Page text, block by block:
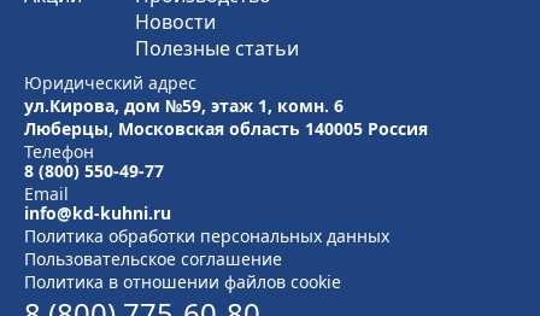
Новости
Полезные статьи
Юридический адрес
ул.Кирова, дом №59, этаж 1, комн. 6
Люберцы, Московская область 140005 Россия
Телефон
8 (800) 550-49-77
Email
info@kd-kuhni.ru
Политика обработки персональных данных
Пользовательское соглашение
Политика в отношении файлов cookie